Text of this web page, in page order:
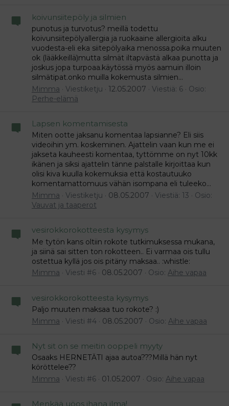
koivunsiitepöly ja silmien
punotus ja turvotus? meillä todettu
koivunsiitepölyallergia ja ruokaaine allergioita alku
vuodesta-eli eka siitepölyaika menossa.poika muuten
ok (lääkkeillä)mutta silmät iltapvästä alkaa punotta ja
joskus jopa turpoaa.käytössä myös aamuin illoin
silmätipat.onko muilla kokemusta silmien...
Mimma
Viestiketju 12.05.2007 Viestiä: 6
Osio:
Perhe-elämä
Lapsen komentamisesta
Miten ootte jaksanu komentaa lapsianne? Eli siis
videoihin ym. koskeminen. Ajattelin vaan kun me ei
jakseta kauheesti komentaa, tyttömme on nyt 10kk
ikänen ja siksi ajattelin tänne palstalle kirjoittaa kun
olisi kiva kuulla kokemuksia että kostautuuko
komentamattomuus vähän isompana eli tuleeko...
Mimma
Viestiketju 08.05.2007 Viestiä: 13
Osio:
Vauvat ja taaperot
vesirokkorokotteesta kysymys
Me tytön kans oltiin rokote tutkimuksessa mukana,
ja siinä sai sitten ton rokotteen.. Ei varmaa ois tullu
ostettua kyllä jos ois pitäny maksaa.. :whistle:
Mimma
Viesti #6 08.05.2007 Osio: Aihe vapaa
vesirokkorokotteesta kysymys
Paljo muuten maksaa tuo rokote? :)
Mimma
Viesti #4 08.05.2007 Osio: Aihe vapaa
Nyt sit on se meitin ooppeli myyty
Osaaks HERNETÄTI ajaa autoa???Millä hän nyt
köröttelee??
Mimma
Viesti #6 01.05.2007 Osio: Aihe vapaa
Menkää uöos ihana ilma!